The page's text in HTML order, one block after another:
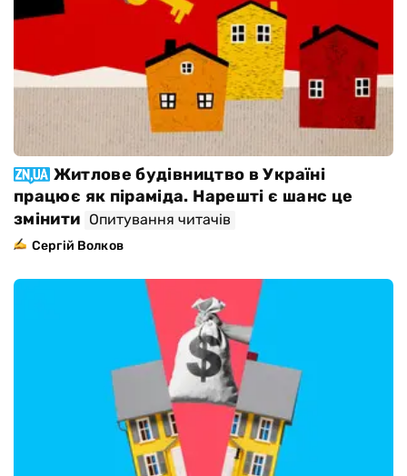
Житлове будівництво в Україні
працює як піраміда. Нарешті є шанс це
змінити Опитування читачів
Сергій Волков